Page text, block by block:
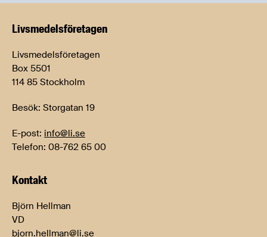
Livsmedels­företagen
Livsmedelsföretagen
Box 5501
114 85 Stockholm
Besök: Storgatan 19
E-post: info@li.se
Telefon: 08-762 65 00
Kontakt
Björn Hellman
VD
bjorn.hellman@li.se